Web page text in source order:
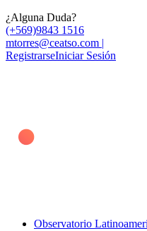
¿Alguna Duda?
(+569)9843 1516
mtorres@ceatso.com |
RegistrarseIniciar Sesión
Observatorio